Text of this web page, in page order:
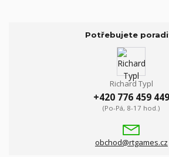
Potřebujete
Richard Typl
+420 776 459 449
(Po-Pá, 8-17 hod.)
obchod@rtgames.cz